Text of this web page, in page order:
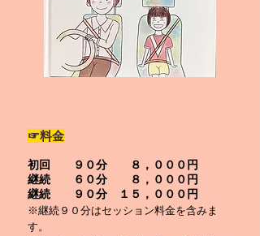
☞料金
初回
９０分 ８，０００円
継続
６０分 ８，０００円
継続 ９０分 １５，０００円
※継続９０分はセッション料金を含みま
す。